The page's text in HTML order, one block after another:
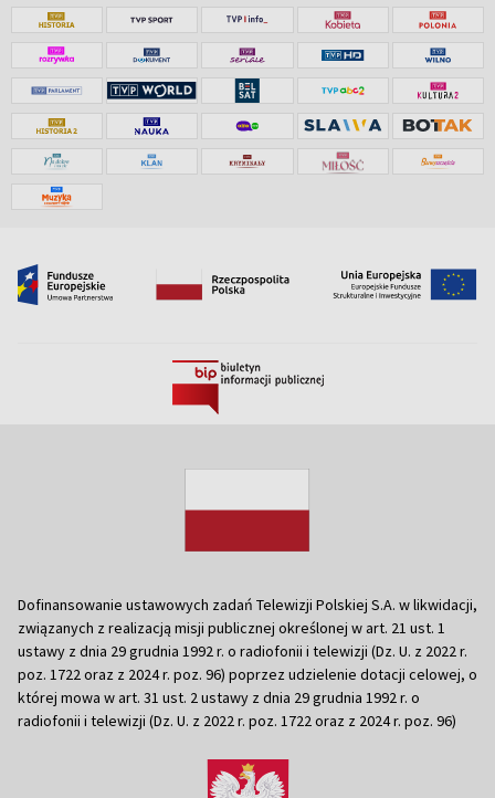
Dofinansowanie ustawowych zadań Telewizji Polskiej S.A. w likwidacji,
związanych z realizacją misji publicznej określonej w art. 21 ust. 1
ustawy z dnia 29 grudnia 1992 r. o radiofonii i telewizji (Dz. U. z 2022 r.
poz. 1722 oraz z 2024 r. poz. 96) poprzez udzielenie dotacji celowej, o
której mowa w art. 31 ust. 2 ustawy z dnia 29 grudnia 1992 r. o
radiofonii i telewizji (Dz. U. z 2022 r. poz. 1722 oraz z 2024 r. poz. 96)